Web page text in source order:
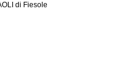
di Fiesole